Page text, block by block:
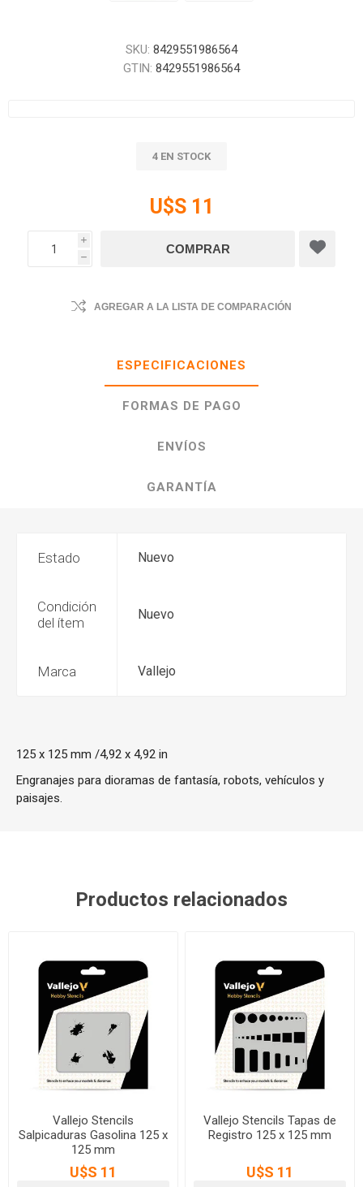
SKU: 8429551986564
GTIN: 8429551986564
4 EN STOCK
U$S 11
i
h
AGREGAR A LA LISTA DE COMPARACIÓN
ESPECIFICACIONES
FORMAS DE PAGO
ENVÍOS
GARANTÍA
Estado Nuevo
Condición
del ítem
Nuevo
Marca Vallejo
125 x 125 mm /4,92 x 4,92 in
Engranajes para dioramas de fantasía, robots, vehículos y
paisajes.
Productos relacionados
Vallejo Stencils
Salpicaduras Gasolina 125 x
125 mm
U$S 11
Vallejo Stencils Tapas de
Registro 125 x 125 mm
U$S 11